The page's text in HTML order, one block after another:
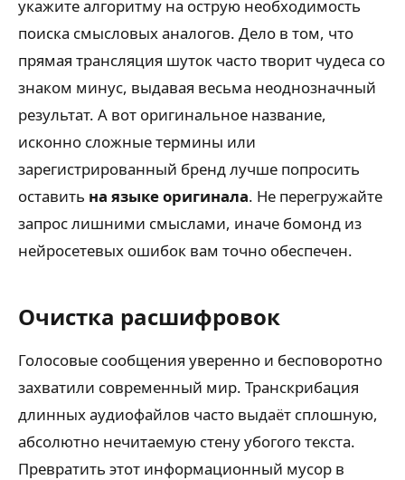
укажите алгоритму на острую необходимость
поиска смысловых аналогов. Дело в том, что
прямая трансляция шуток часто творит чудеса со
знаком минус, выдавая весьма неоднозначный
результат. А вот оригинальное название,
исконно сложные термины или
зарегистрированный бренд лучше попросить
оставить на языке оригинала. Не перегружайте
запрос лишними смыслами, иначе бомонд из
нейросетевых ошибок вам точно обеспечен.
Очистка расшифровок
Голосовые сообщения уверенно и бесповоротно
захватили современный мир. Транскрибация
длинных аудиофайлов часто выдаёт сплошную,
абсолютно нечитаемую стену убогого текста.
Превратить этот информационный мусор в